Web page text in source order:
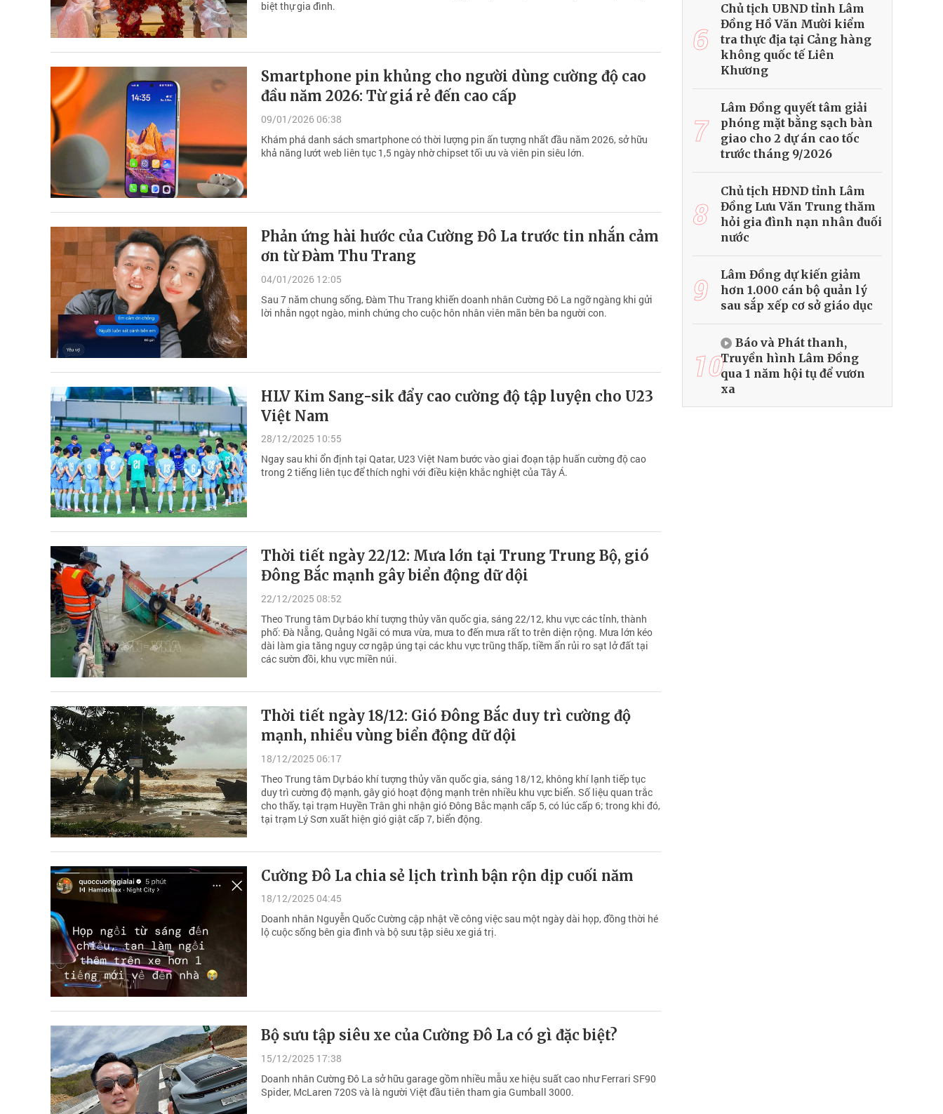
biệt thự gia đình.
Smartphone pin khủng cho người dùng cường độ cao
đầu năm 2026: Từ giá rẻ đến cao cấp
09/01/2026 06:38
Khám phá danh sách smartphone có thời lượng pin ấn tượng nhất đầu năm 2026, sở hữu
khả năng lướt web liên tục 1,5 ngày nhờ chipset tối ưu và viên pin siêu lớn.
Phản ứng hài hước của Cường Đô La trước tin nhắn cảm
ơn từ Đàm Thu Trang
04/01/2026 12:05
Sau 7 năm chung sống, Đàm Thu Trang khiến doanh nhân Cường Đô La ngỡ ngàng khi gửi
lời nhắn ngọt ngào, minh chứng cho cuộc hôn nhân viên mãn bên ba người con.
HLV Kim Sang-sik đẩy cao cường độ tập luyện cho U23
Việt Nam
28/12/2025 10:55
Ngay sau khi ổn định tại Qatar, U23 Việt Nam bước vào giai đoạn tập huấn cường độ cao
trong 2 tiếng liên tục để thích nghi với điều kiện khắc nghiệt của Tây Á.
Thời tiết ngày 22/12: Mưa lớn tại Trung Trung Bộ, gió
Đông Bắc mạnh gây biển động dữ dội
22/12/2025 08:52
Theo Trung tâm Dự báo khí tượng thủy văn quốc gia, sáng 22/12, khu vực các tỉnh, thành
phố: Đà Nẵng, Quảng Ngãi có mưa vừa, mưa to đến mưa rất to trên diện rộng. Mưa lớn kéo
dài làm gia tăng nguy cơ ngập úng tại các khu vực trũng thấp, tiềm ẩn rủi ro sạt lở đất tại
các sườn đồi, khu vực miền núi.
Thời tiết ngày 18/12: Gió Đông Bắc duy trì cường độ
mạnh, nhiều vùng biển động dữ dội
18/12/2025 06:17
Theo Trung tâm Dự báo khí tượng thủy văn quốc gia, sáng 18/12, không khí lạnh tiếp tục
duy trì cường độ mạnh, gây gió hoạt động mạnh trên nhiều khu vực biển. Số liệu quan trắc
cho thấy, tại trạm Huyền Trân ghi nhận gió Đông Bắc mạnh cấp 5, có lúc cấp 6; trong khi đó,
tại trạm Lý Sơn xuất hiện gió giật cấp 7, biển động.
Cường Đô La chia sẻ lịch trình bận rộn dịp cuối năm
18/12/2025 04:45
Doanh nhân Nguyễn Quốc Cường cập nhật về công việc sau một ngày dài họp, đồng thời hé
lộ cuộc sống bên gia đình và bộ sưu tập siêu xe giá trị.
Bộ sưu tập siêu xe của Cường Đô La có gì đặc biệt?
15/12/2025 17:38
Doanh nhân Cường Đô La sở hữu garage gồm nhiều mẫu xe hiệu suất cao như Ferrari SF90
Spider, McLaren 720S và là người Việt đầu tiên tham gia Gumball 3000.
6
Chủ tịch UBND tỉnh Lâm
Đồng Hồ Văn Mười kiểm
tra thực địa tại Cảng hàng
không quốc tế Liên
Khương
7
Lâm Đồng quyết tâm giải
phóng mặt bằng sạch bàn
giao cho 2 dự án cao tốc
trước tháng 9/2026
8
Chủ tịch HĐND tỉnh Lâm
Đồng Lưu Văn Trung thăm
hỏi gia đình nạn nhân đuối
nước
9
Lâm Đồng dự kiến giảm
hơn 1.000 cán bộ quản lý
sau sắp xếp cơ sở giáo dục
10
Báo và Phát thanh,
Truyền hình Lâm Đồng
qua 1 năm hội tụ để vươn
xa